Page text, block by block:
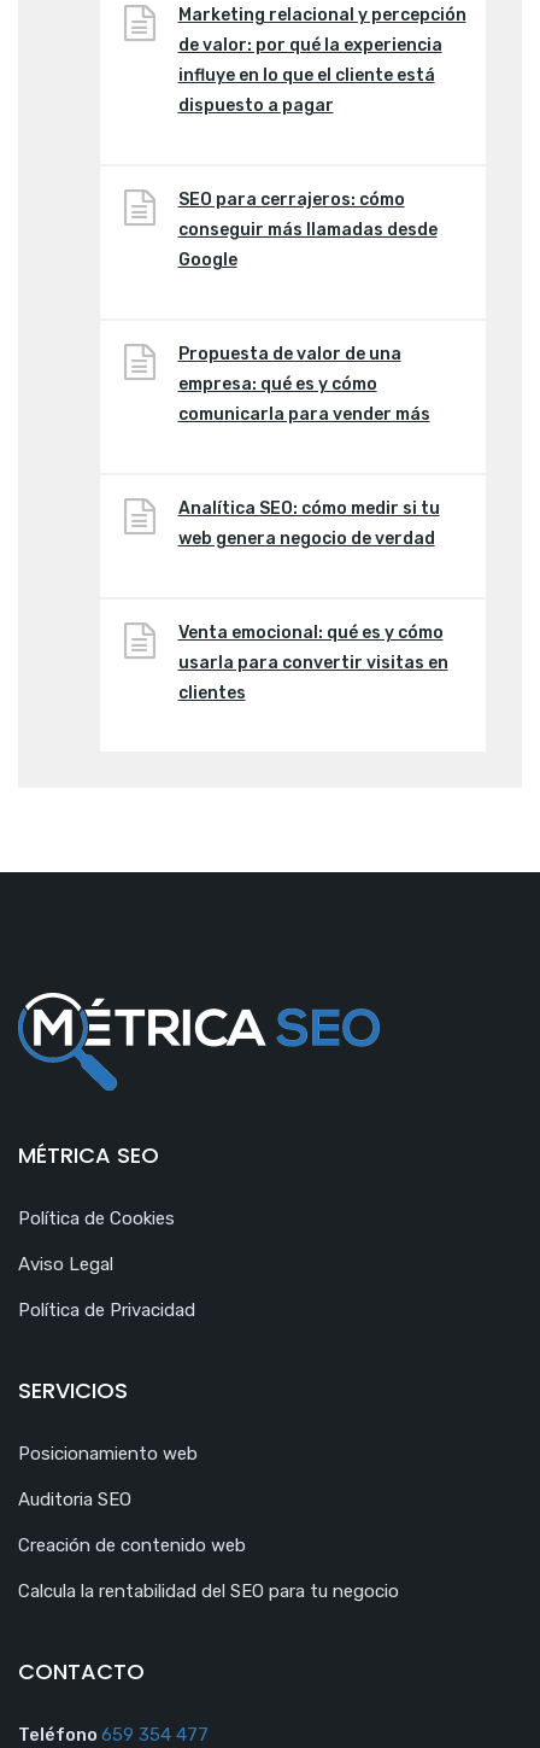
Marketing relacional y percepción
de valor: por qué la experiencia
influye en lo que el cliente está
dispuesto a pagar
SEO para cerrajeros: cómo
conseguir más llamadas desde
Google
Propuesta de valor de una
empresa: qué es y cómo
comunicarla para vender más
Analítica SEO: cómo medir si tu
web genera negocio de verdad
Venta emocional: qué es y cómo
usarla para convertir visitas en
clientes
MÉTRICA SEO
Política de Cookies
Aviso Legal
Política de Privacidad
SERVICIOS
Posicionamiento web
Auditoria SEO
Creación de contenido web
Calcula la rentabilidad del SEO para tu negocio
CONTACTO
Teléfono 659 354 477